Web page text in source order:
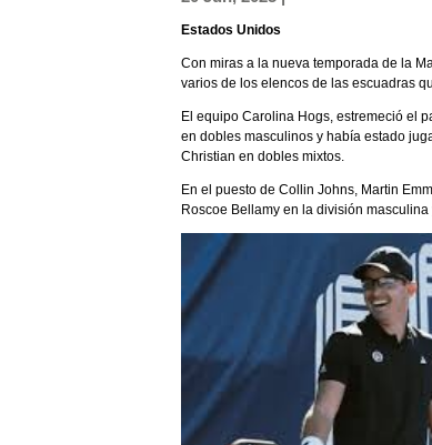
Estados Unidos
Con miras a la nueva temporada de la
varios de los elencos de las escuadras
El equipo Carolina Hogs, estremeció el
en dobles masculinos y había estado
Christian en dobles mixtos.
En el puesto de Collin Johns, Martin
Roscoe Bellamy en la división